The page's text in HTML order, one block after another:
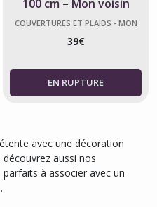
100 cm – Mon voisin
Totoro
COUVERTURES ET PLAIDS - MON
39€
avec une décoration
aussi nos
parfaits à associer avec un